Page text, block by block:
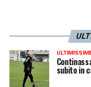
subito in